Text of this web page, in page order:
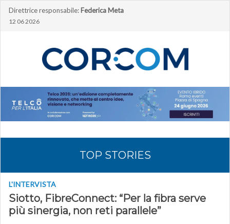
Direttrice responsabile: Federica Meta
12 06 2026
TOP STORIES
L'INTERVISTA
Siotto, FibreConnect: “Per la fibra serve
più sinergia, non reti parallele”